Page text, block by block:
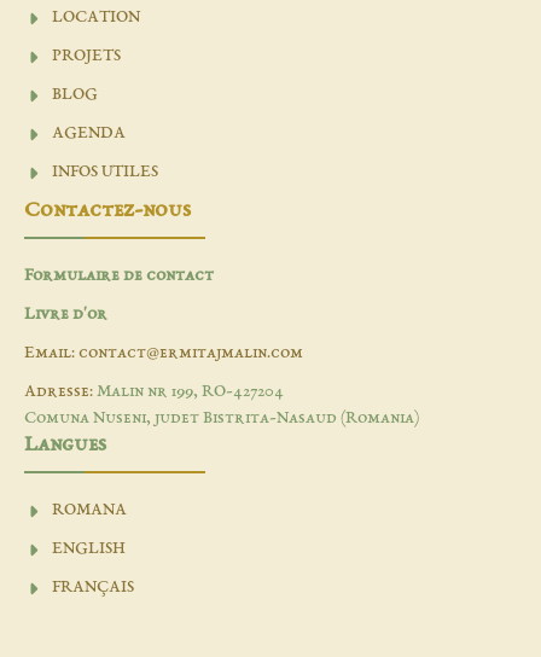
LOCATION
PROJETS
BLOG
AGENDA
INFOS UTILES
Contactez-nous
Formulaire de contact
Livre d'or
Email: contact@ermitajmalin.com
Adresse: Malin nr 199, RO-427204
Comuna Nuseni, judet Bistrita-Nasaud (Romania)
Langues
ROMANA
ENGLISH
FRANÇAIS